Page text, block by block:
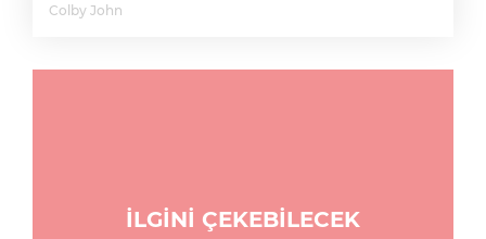
Colby John
İLGİNİ ÇEKEBİLECEK